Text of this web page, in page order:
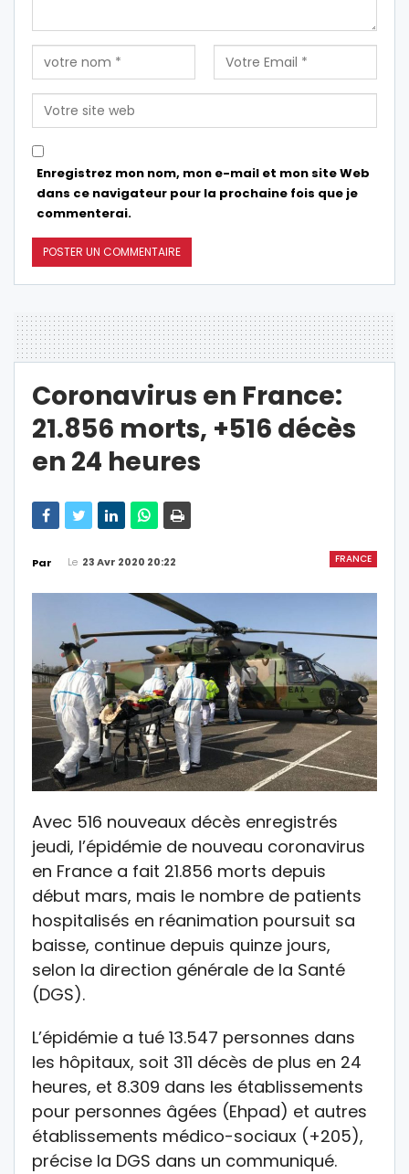
Enregistrez mon nom, mon e-mail et mon site Web
dans ce navigateur pour la prochaine fois que je
commenterai.
Coronavirus en France:
21.856 morts, +516 décès
en 24 heures
FRANCE
Par Le 23 Avr 2020 20:22
Avec 516 nouveaux décès enregistrés
jeudi, l’épidémie de nouveau coronavirus
en France a fait 21.856 morts depuis
début mars, mais le nombre de patients
hospitalisés en réanimation poursuit sa
baisse, continue depuis quinze jours,
selon la direction générale de la Santé
(DGS).
L’épidémie a tué 13.547 personnes dans
les hôpitaux, soit 311 décès de plus en 24
heures, et 8.309 dans les établissements
pour personnes âgées (Ehpad) et autres
établissements médico-sociaux (+205),
précise la DGS dans un communiqué.